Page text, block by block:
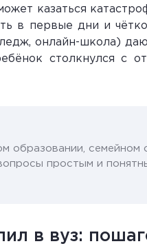
казаться
в первые дни и
онлайн-школа)
столкнулся с
образовании, семейном
простым и
в вуз: